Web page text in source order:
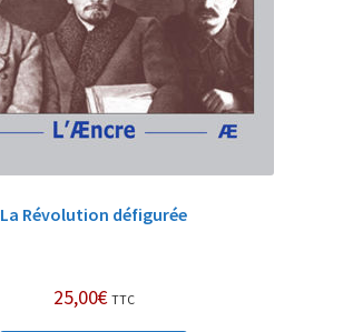
La Révolution défigurée
25,00€ TTC